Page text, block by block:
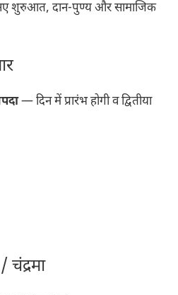
नए शुरुआत, दान-पुण्य और सामाजिक
— दिन में प्रारंभ होगी व द्वितीया
चंद्रमा